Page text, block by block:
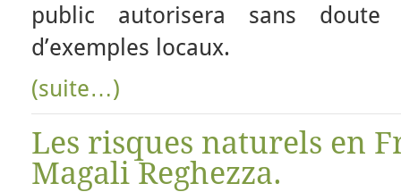
public autorisera sans
d’exemples locaux.
(suite…)
Les risques naturels en
Magali Reghezza.